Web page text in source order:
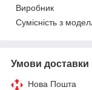
Виробник
Сумісність з
Умови доставки
Нова Пошта